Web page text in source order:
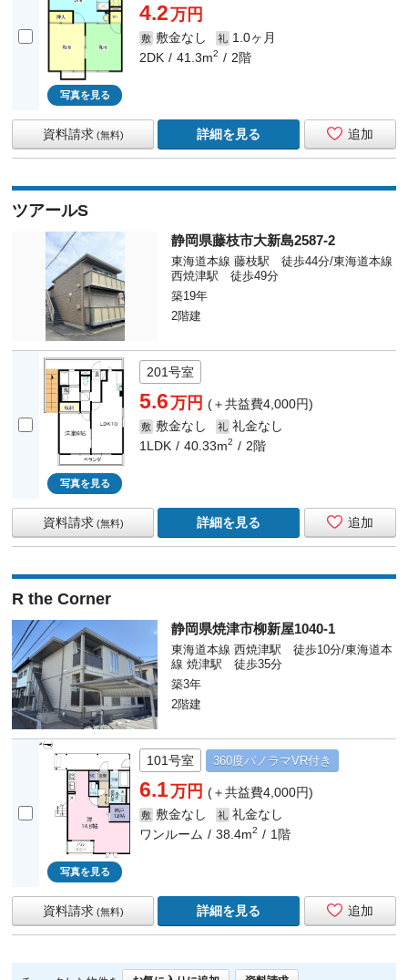
写真を見る
4.2万円
敷 敷金なし 礼 1.0ヶ月
2DK
41.3m2 2階
追加
資料請求 (無料) 詳細を見る
ツアールS
静岡県藤枝市大新島2587-2
東海道本線 藤枝駅 徒歩44分/東海道本線
西焼津駅 徒歩49分
築19年
2階建
写真を見る
201号室
5.6万円(＋共益費4,000円)
敷 敷金なし 礼 礼金なし
1LDK
40.33m2 2階
追加
資料請求 (無料) 詳細を見る
R the Corner
静岡県焼津市柳新屋1040-1
東海道本線 西焼津駅 徒歩10分/東海道本
線 焼津駅 徒歩35分
築3年
2階建
写真を見る
101号室 360度パノラマVR付き
6.1万円(＋共益費4,000円)
敷 敷金なし 礼 礼金なし
ワンルーム
38.4m2 1階
追加
資料請求 (無料) 詳細を見る